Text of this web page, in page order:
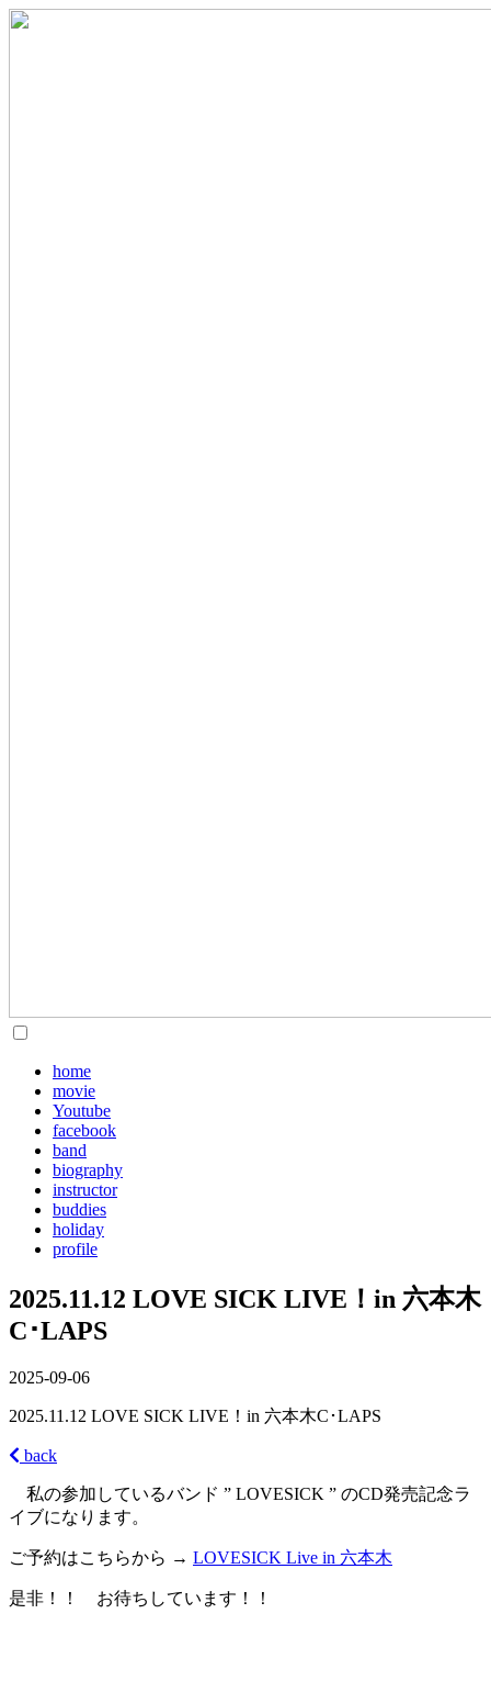
home
movie
Youtube
facebook
band
biography
instructor
buddies
holiday
profile
2025.11.12 LOVE SICK LIVE！in 六本木
C･LAPS
2025-09-06
2025.11.12 LOVE SICK LIVE！in 六本木C･LAPS
back
私の参加しているバンド ” LOVESICK ” のCD発売記念ラ
イブになります。
ご予約はこちらから → LOVESICK Live in 六本木
是非！！ お待ちしています！！